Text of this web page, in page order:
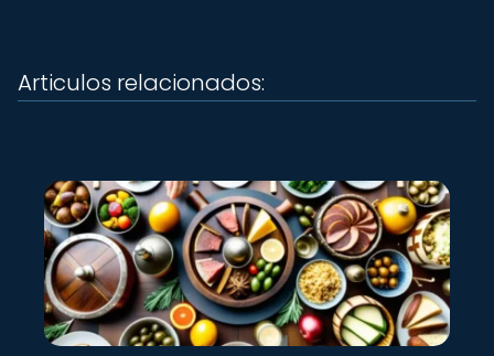
Articulos relacionados: